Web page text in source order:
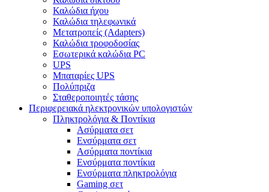
Καλώδια ήχου
Καλώδια τηλεφωνικά
Μετατροπείς (Adapters)
Καλώδια τροφοδοσίας
Εσωτερικά καλώδια PC
UPS
Μπαταρίες UPS
Πολύπριζα
Σταθεροποιητές τάσης
Περιφερειακά ηλεκτρονικών υπολογιστών
Πληκτρολόγια & Ποντίκια
Ασύρματα σετ
Ενσύρματα σετ
Ασύρματα ποντίκια
Ενσύρματα ποντίκια
Ενσύρματα πληκτρολόγια
Gaming σετ